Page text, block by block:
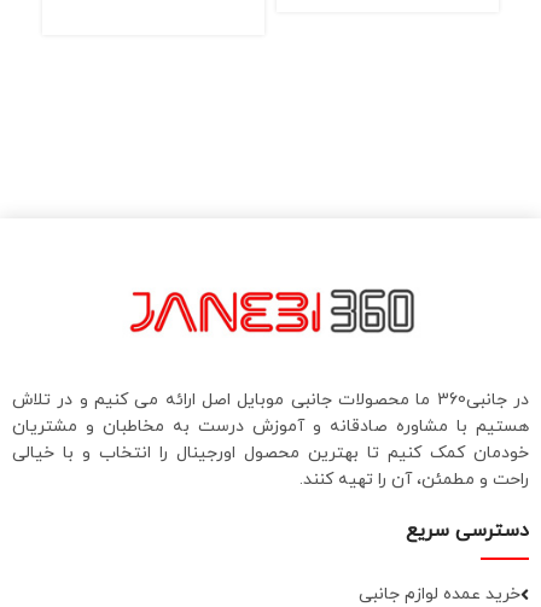
در جانبی360 ما محصولات جانبی موبایل اصل ارائه می کنیم و در تلاش
هستیم با مشاوره صادقانه و آموزش درست به مخاطبان و مشتریان
خودمان کمک کنیم تا بهترین محصول اورجینال را انتخاب و با خیالی
راحت و مطمئن، آن را تهیه کنند.
دسترسی سریع
خرید عمده لوازم جانبی